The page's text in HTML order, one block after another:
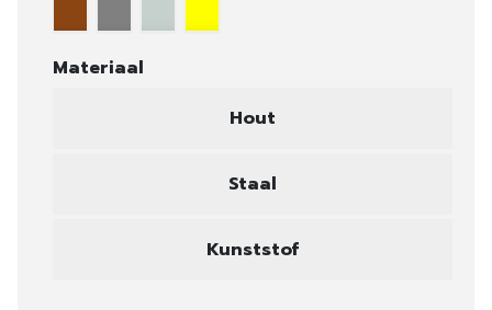
Materiaal
Hout
Staal
Kunststof